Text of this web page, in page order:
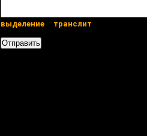
выделение транслит